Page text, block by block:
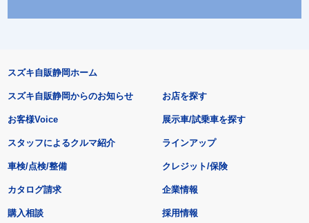
スズキ自販静岡ホーム
スズキ自販静岡からのお知らせ
お客様Voice
スタッフによるクルマ紹介
お店を探す
展示車/試乗車を探す
ラインアップ
車検/点検/整備 クレジット/保険
カタログ請求
購入相談
企業情報
採用情報